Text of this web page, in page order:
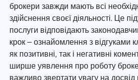
брокери завжди мають всі
здійснення своєї діяльності. Це
послуги відповідають
крок – ознайомлення з відгуками
як позитивні, так і негативні
ширше уявлення про роботу
важливо звертати увагу на